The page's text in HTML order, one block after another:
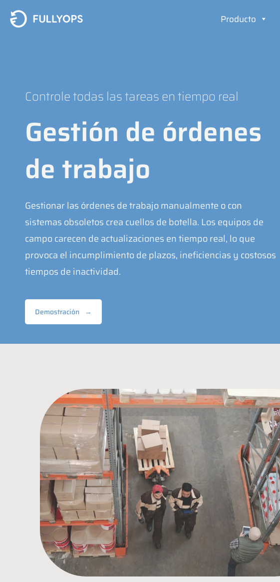
Producto
Controle todas las tareas en tiempo real
Gestión de órdenes
de trabajo
Gestionar las órdenes de trabajo manualmente o con
sistemas obsoletos crea cuellos de botella. Los equipos de
campo carecen de actualizaciones en tiempo real, lo que
provoca el incumplimiento de plazos, ineficiencias y costosos
tiempos de inactividad.
Demostración →